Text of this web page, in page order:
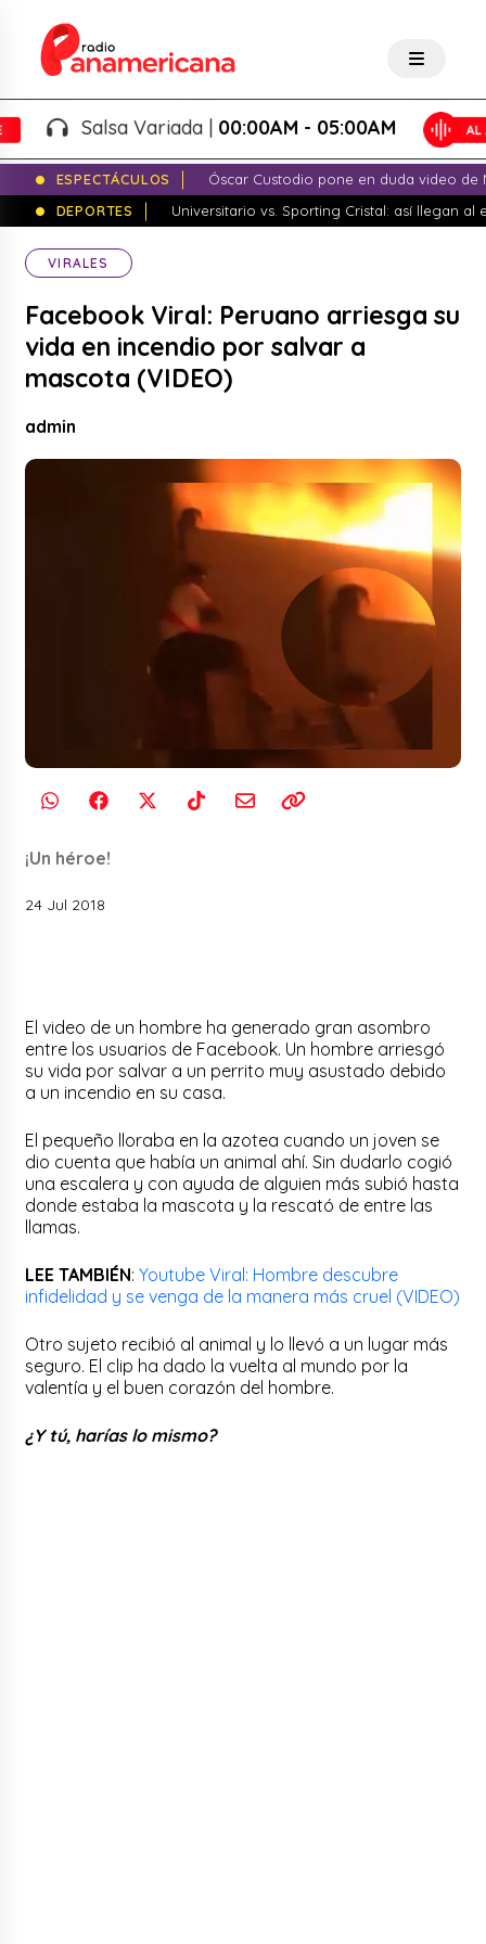
Salsa Variada |00:00AM - 05:00AM
ESPECTÁCULOS
Óscar Custodio pone en duda video de
DEPORTES
Universitario vs. Sporting Cristal: así llegan al
VIRALES
Facebook Viral: Peruano arriesga su
vida en incendio por salvar a
mascota (VIDEO)
admin
¡Un héroe!
24 Jul 2018
El video de un hombre ha generado gran asombro
entre los usuarios de Facebook. Un hombre arriesgó
su vida por salvar a un perrito muy asustado debido
a un incendio en su casa.
El pequeño lloraba en la azotea cuando un joven se
dio cuenta que había un animal ahí. Sin dudarlo cogió
una escalera y con ayuda de alguien más subió hasta
donde estaba la mascota y la rescató de entre las
llamas.
LEE TAMBIÉN:Youtube Viral: Hombre descubre
infidelidad y se venga de la manera más cruel (VIDEO)
Otro sujeto recibió al animal y lo llevó a un lugar más
seguro. El clip ha dado la vuelta al mundo por la
valentía y el buen corazón del hombre.
¿Y tú, harías lo mismo?